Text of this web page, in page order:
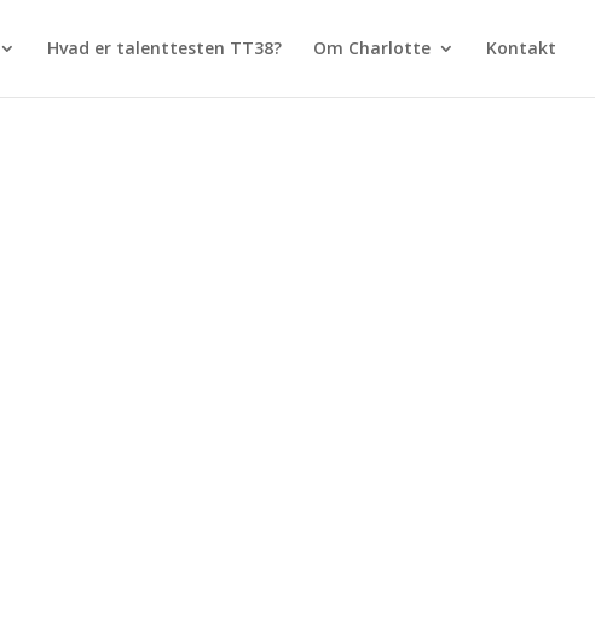
Hvad er talenttesten TT38? Om Charlotte Kontakt